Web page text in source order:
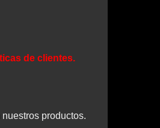
de clientes.
productos.